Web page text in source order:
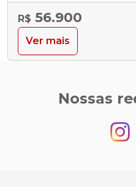
R$ 56.900
Ver mais
Nossas